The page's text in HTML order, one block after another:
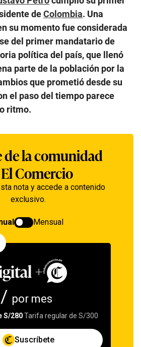
deColombia. Una
su momento fue considerada
del primer mandatario de
política del país, que llenó
parte de la población por la
que prometió desde su
el paso del tiempo parece
ritmo.